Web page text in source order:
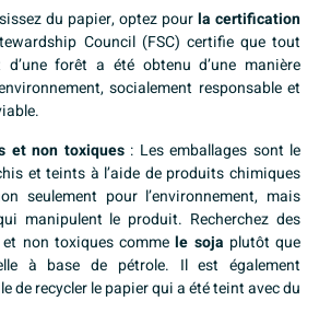
du papier, optez pourla certification
Council (FSC) certifie que tout
forêt a été obtenu d’une manière
socialement responsable et
et non toxiques: Les emballages sont le
et teints à l’aide de produits chimiques
seulement pour l’environnement, mais
manipulent le produit. Recherchez des
non toxiques commele soja plutôt que
à base de pétrole. Il est également
de recycler le papier qui a été teint avec du